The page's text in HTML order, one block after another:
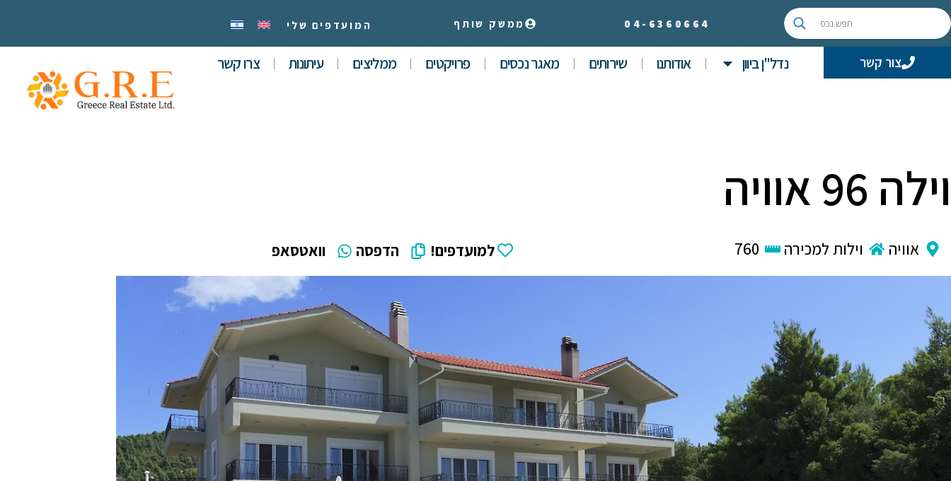
04- 6360664 ממשק שותף המועדפים שלי
צור קשר נדל"ן ביוון אודותנו שירותים מאגר נכסים פרויקטים ממליצים עיתונות צרו קשר
וילה 96 אוויה
אוויה וילות למכירה 760 למועדפים! הדפסה וואטסאפ